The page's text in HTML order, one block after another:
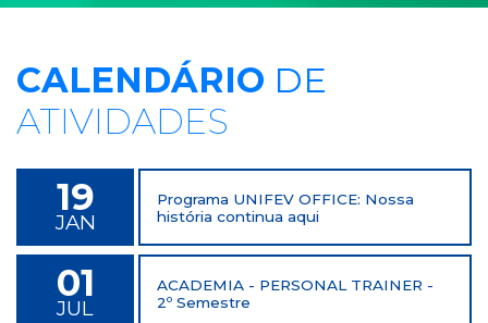
CALENDÁRIO DE
ATIVIDADES
19
JAN
Programa UNIFEV OFFICE: Nossa
história continua aqui
01
JUL
ACADEMIA - PERSONAL TRAINER -
2º Semestre